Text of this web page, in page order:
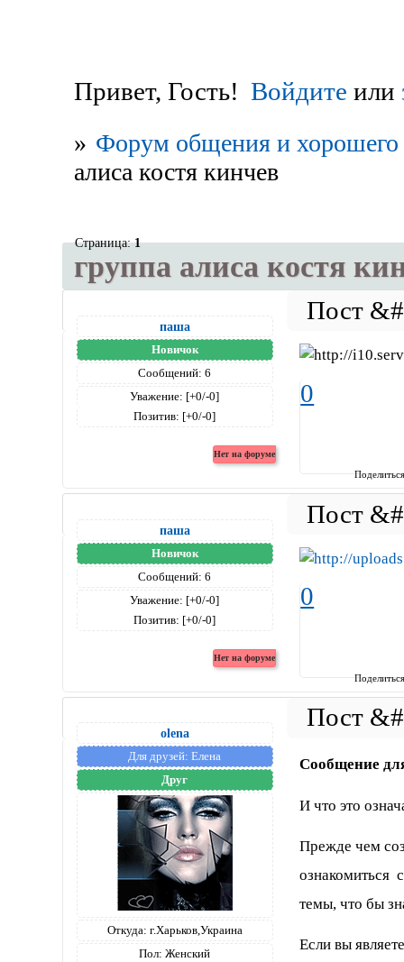
Привет, Гость! Войдите или
» Форум общения и хорошего
алиса костя кинчев
группа алиса костя
Страница:1
паша
Новичок
Сообщений: 6
Уважение: [+0/-0]
Позитив: [+0/-0]
0
паша
Новичок
Сообщений: 6
Уважение: [+0/-0]
Позитив: [+0/-0]
0
olena
Для друзей: Елена
Друг
Откуда: г.Харьков,Украина
Пол: Женский
Сообщение
И что это
Прежде чем
ознакомиться
темы, что бы
Если вы